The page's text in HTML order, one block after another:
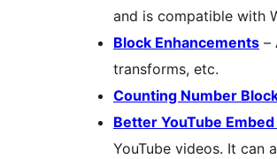
and is compatible with
Block Enhancements –
transforms, etc.
Counting Number
Better YouTube
YouTube videos. It can